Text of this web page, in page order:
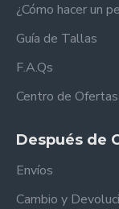
¿Cómo hacer un
Guía de Tallas
F.A.Qs
Centro de Ofertas
Después de
Envíos
Cambio y